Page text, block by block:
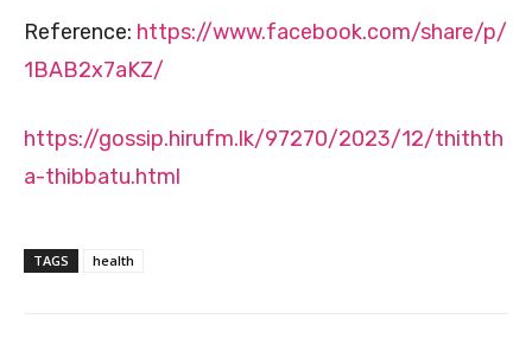
Reference: https://www.facebook.com/share/p/
1BAB2x7aKZ/
https://gossip.hirufm.lk/97270/2023/12/thithth
a-thibbatu.html
TAGS health